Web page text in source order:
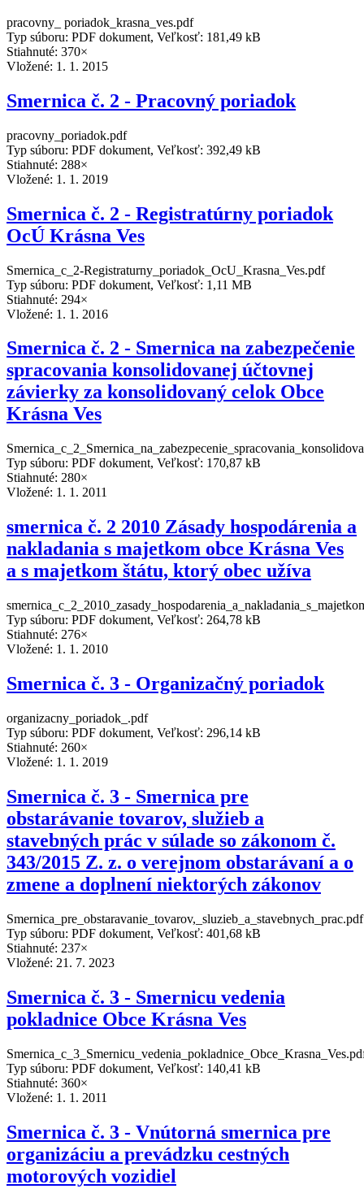
pracovny_ poriadok_krasna_ves.pdf
Typ súboru: PDF dokument, Veľkosť: 181,49 kB
Stiahnuté: 370×
Vložené: 1. 1. 2015
Smernica č. 2 - Pracovný poriadok
pracovny_poriadok.pdf
Typ súboru: PDF dokument, Veľkosť: 392,49 kB
Stiahnuté: 288×
Vložené: 1. 1. 2019
Smernica č. 2 - Registratúrny poriadok
OcÚ Krásna Ves
Smernica_c_2-Registraturny_poriadok_OcU_Krasna_Ves.pdf
Typ súboru: PDF dokument, Veľkosť: 1,11 MB
Stiahnuté: 294×
Vložené: 1. 1. 2016
Smernica č. 2 - Smernica na zabezpečenie
spracovania konsolidovanej účtovnej
závierky za konsolidovaný celok Obce
Krásna Ves
Typ súboru: PDF dokument, Veľkosť: 170,87 kB
Stiahnuté: 280×
Vložené: 1. 1. 2011
smernica č. 2 2010 Zásady hospodárenia a
nakladania s majetkom obce Krásna Ves
a s majetkom štátu, ktorý obec užíva
Typ súboru: PDF dokument, Veľkosť: 264,78 kB
Stiahnuté: 276×
Vložené: 1. 1. 2010
Smernica č. 3 - Organizačný poriadok
organizacny_poriadok_.pdf
Typ súboru: PDF dokument, Veľkosť: 296,14 kB
Stiahnuté: 260×
Vložené: 1. 1. 2019
Smernica č. 3 - Smernica pre
obstarávanie tovarov, služieb a
stavebných prác v súlade so zákonom č.
343/2015 Z. z. o verejnom obstarávaní a o
zmene a doplnení niektorých zákonov
Smernica_pre_obstaravanie_tovarov,_sluzieb_a_stavebnych_prac.pdf
Typ súboru: PDF dokument, Veľkosť: 401,68 kB
Stiahnuté: 237×
Vložené: 21. 7. 2023
Smernica č. 3 - Smernicu vedenia
pokladnice Obce Krásna Ves
Typ súboru: PDF dokument, Veľkosť: 140,41 kB
Stiahnuté: 360×
Vložené: 1. 1. 2011
Smernica č. 3 - Vnútorná smernica pre
organizáciu a prevádzku cestných
motorových vozidiel